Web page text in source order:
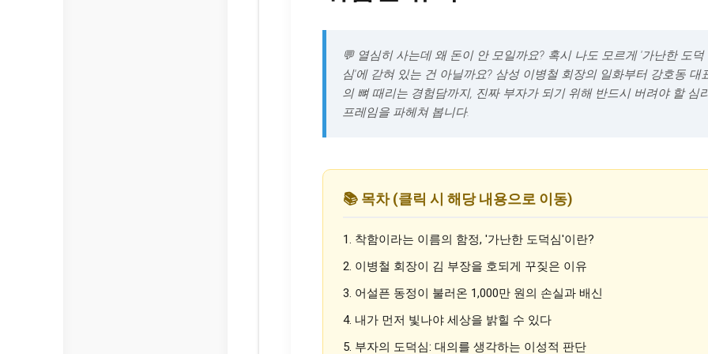
💬 열심히 사는데 왜 돈이 안 모일까요? 혹시 나도 모르게 '가난한 도덕
심'에 갇혀 있는 건 아닐까요? 삼성 이병철 회장의 일화부터 강호동 대
의 뼈 때리는 경험담까지, 진짜 부자가 되기 위해 반드시 버려야 할 심
프레임을 파헤쳐 봅니다.
📚 목차 (클릭 시 해당 내용으로 이동)
1. 착함이라는 이름의 함정, '가난한 도덕심'이란?
2. 이병철 회장이 김 부장을 호되게 꾸짖은 이유
3. 어설픈 동정이 불러온 1,000만 원의 손실과 배신
4. 내가 먼저 빛나야 세상을 밝힐 수 있다
5. 부자의 도덕심: 대의를 생각하는 이성적 판단